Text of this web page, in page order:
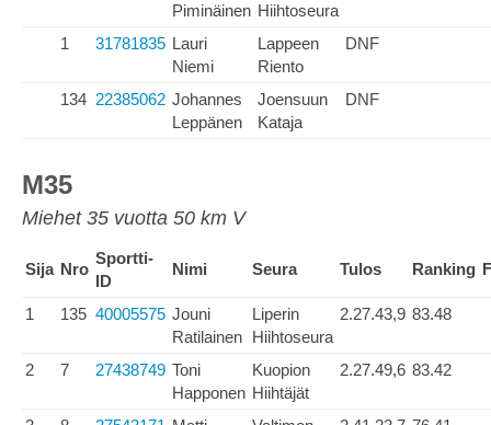
Piminäinen Hiihtoseura
1 31781835 Lauri
Niemi
Lappeen
Riento
DNF
134 22385062 Johannes
Leppänen
Joensuun
Kataja
DNF
M35
Miehet 35 vuotta 50 km V
Sija Nro
Sportti-
ID
Nimi Seura Tulos Ranking
1 135 40005575 Jouni
Ratilainen
Liperin
Hiihtoseura
2.27.43,9 83.48
2 7 27438749 Toni
Happonen
Kuopion
Hiihtäjät
2.27.49,6 83.42